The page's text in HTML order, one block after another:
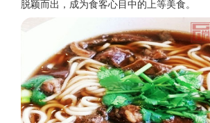
脱颖而出，成为食客心目中的上等美食。